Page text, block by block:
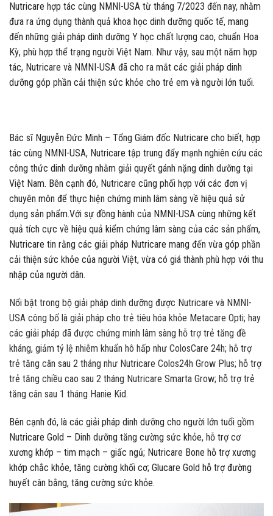
Nutricare hợp tác cùng NMNI-USA từ tháng 7/2023 đến nay, nhằm
đưa ra ứng dụng thành quả khoa học dinh dưỡng quốc tế, mang
đến những giải pháp dinh dưỡng Y học chất lượng cao, chuẩn Hoa
Kỳ, phù hợp thể trạng người Việt Nam. Như vậy, sau một năm hợp
tác, Nutricare và NMNI-USA đã cho ra mắt các giải pháp dinh
dưỡng góp phần cải thiện sức khỏe cho trẻ em và người lớn tuổi.
Bác sĩ Nguyễn Đức Minh – Tổng Giám đốc Nutricare cho biết, hợp
tác cùng NMNI-USA, Nutricare tập trung đẩy mạnh nghiên cứu các
công thức dinh dưỡng nhằm giải quyết gánh nặng dinh dưỡng tại
Việt Nam. Bên cạnh đó, Nutricare cũng phối hợp với các đơn vị
chuyên môn để thực hiện chứng minh lâm sàng về hiệu quả sử
dụng sản phẩm.Với sự đồng hành của NMNI-USA cùng những kết
quả tích cực về hiệu quả kiểm chứng lâm sàng của các sản phẩm,
Nutricare tin rằng các giải pháp Nutricare mang đến vừa góp phần
cải thiện sức khỏe của người Việt, vừa có giá thành phù hợp với thu
nhập của người dân.
Nổi bật trong bộ giải pháp dinh dưỡng được Nutricare và NMNI-
USA công bố là giải pháp cho trẻ tiêu hóa khỏe Metacare Opti; hay
các giải pháp đã được chứng minh lâm sàng hỗ trợ trẻ tăng đề
kháng, giảm tỷ lệ nhiễm khuẩn hô hấp như ColosCare 24h; hỗ trợ
trẻ tăng cân sau 2 tháng như Nutricare Colos24h Grow Plus; hỗ trợ
trẻ tăng chiều cao sau 2 tháng Nutricare Smarta Grow; hỗ trợ trẻ
tăng cân sau 1 tháng Hanie Kid.
Bên cạnh đó, là các giải pháp dinh dưỡng cho người lớn tuổi gồm
Nutricare Gold – Dinh dưỡng tăng cường sức khỏe, hỗ trợ cơ
xương khớp – tim mạch – giấc ngủ; Nutricare Bone hỗ trợ xương
khớp chắc khỏe, tăng cường khối cơ; Glucare Gold hỗ trợ đường
huyết cân bằng, tăng cường sức khỏe.